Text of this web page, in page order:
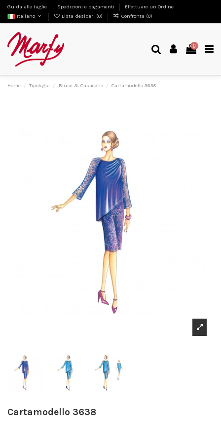
Guida alle taglie Spedizioni e pagamenti
Effettuare un Ordine
Italiano
Lista desideri (0) Confronta (0)
0
Home Tipologia Bluse & Casacche Cartamodello 3638
Cartamodello 3638